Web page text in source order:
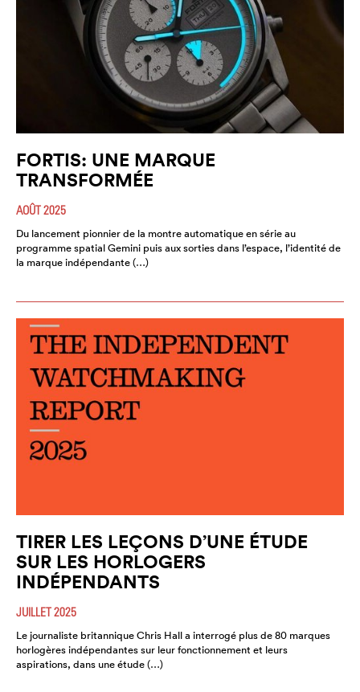
FORTIS: UNE MARQUE
TRANSFORMÉE
AOÛT 2025
Du lancement pionnier de la montre automatique en série au
programme spatial Gemini puis aux sorties dans l’espace, l’identité de
la marque indépendante (…)
TIRER LES LEÇONS D’UNE ÉTUDE
SUR LES HORLOGERS
INDÉPENDANTS
JUILLET 2025
Le journaliste britannique Chris Hall a interrogé plus de 80 marques
horlogères indépendantes sur leur fonctionnement et leurs
aspirations, dans une étude (…)